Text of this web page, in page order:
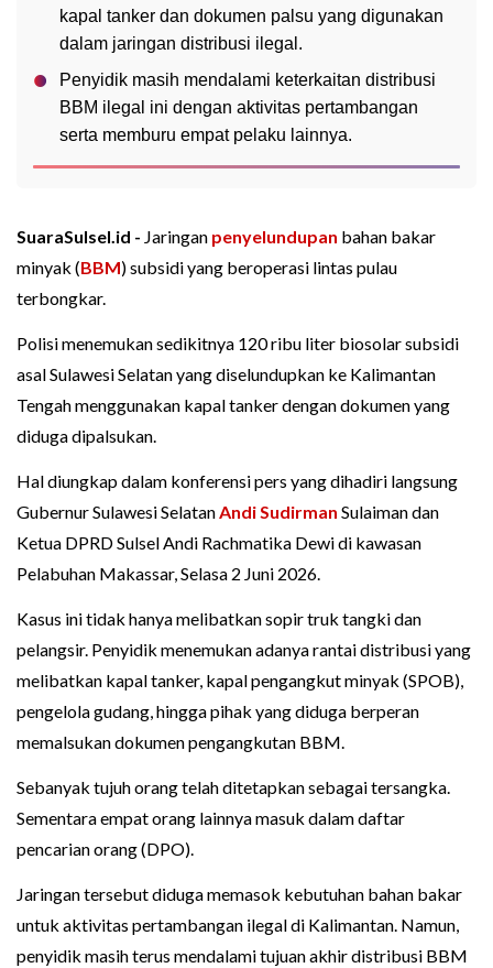
kapal tanker dan dokumen palsu yang digunakan
dalam jaringan distribusi ilegal.
Penyidik masih mendalami keterkaitan distribusi
BBM ilegal ini dengan aktivitas pertambangan
serta memburu empat pelaku lainnya.
SuaraSulsel.id - Jaringan penyelundupan bahan bakar
minyak (BBM) subsidi yang beroperasi lintas pulau
terbongkar.
Polisi menemukan sedikitnya 120 ribu liter biosolar subsidi
asal Sulawesi Selatan yang diselundupkan ke Kalimantan
Tengah menggunakan kapal tanker dengan dokumen yang
diduga dipalsukan.
Hal diungkap dalam konferensi pers yang dihadiri langsung
Gubernur Sulawesi SelatanAndi Sudirman Sulaiman dan
Ketua DPRD Sulsel Andi Rachmatika Dewi di kawasan
Pelabuhan Makassar, Selasa 2 Juni 2026.
Kasus ini tidak hanya melibatkan sopir truk tangki dan
pelangsir. Penyidik menemukan adanya rantai distribusi yang
melibatkan kapal tanker, kapal pengangkut minyak (SPOB),
pengelola gudang, hingga pihak yang diduga berperan
memalsukan dokumen pengangkutan BBM.
Sebanyak tujuh orang telah ditetapkan sebagai tersangka.
Sementara empat orang lainnya masuk dalam daftar
pencarian orang (DPO).
Jaringan tersebut diduga memasok kebutuhan bahan bakar
untuk aktivitas pertambangan ilegal di Kalimantan. Namun,
penyidik masih terus mendalami tujuan akhir distribusi BBM